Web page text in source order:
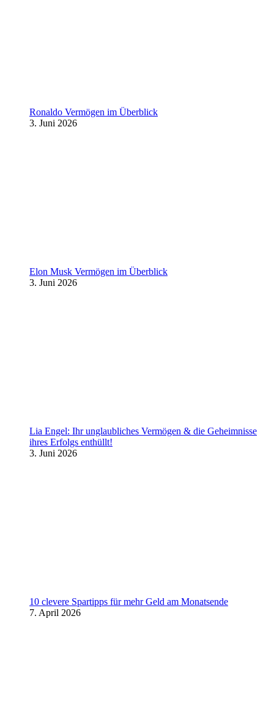
Ronaldo Vermögen im Überblick
3. Juni 2026
Elon Musk Vermögen im Überblick
3. Juni 2026
Lia Engel: Ihr unglaubliches Vermögen & die Geheimnisse
ihres Erfolgs enthüllt!
3. Juni 2026
10 clevere Spartipps für mehr Geld am Monatsende
7. April 2026